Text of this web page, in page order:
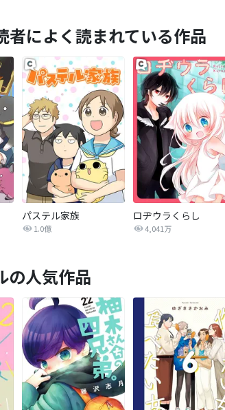
者によく読まれている作品
パステル家族
1.0億
ロヂウラくらし
4,041万
の人気作品